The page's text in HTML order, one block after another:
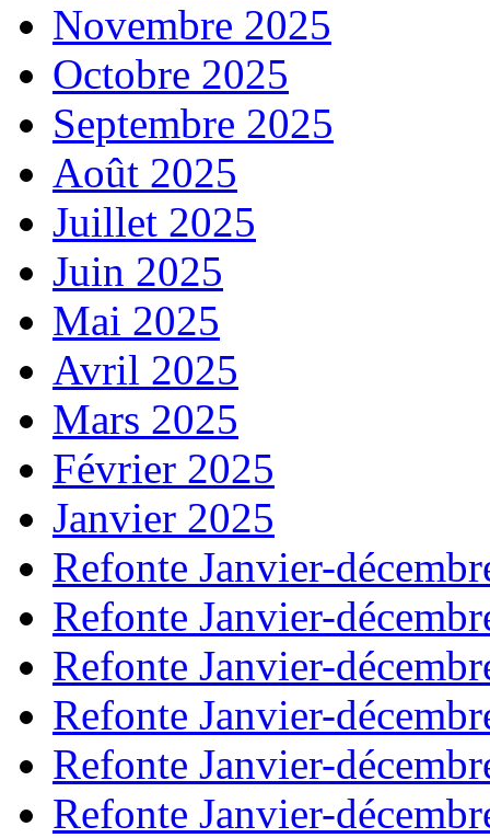
Novembre 2025
Octobre 2025
Septembre 2025
Août 2025
Juillet 2025
Juin 2025
Mai 2025
Avril 2025
Mars 2025
Février 2025
Janvier 2025
Refonte Janvier-
Refonte Janvier-
Refonte Janvier-
Refonte Janvier-
Refonte Janvier-
Refonte Janvier-